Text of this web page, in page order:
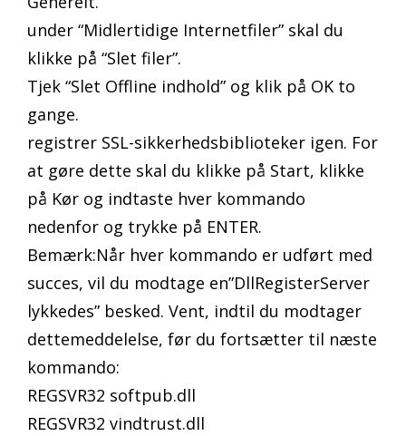
under “Midlertidige Internetfiler” skal du
klikke på “Slet filer”.
Tjek “Slet Offline indhold” og klik på OK to
gange.
registrer SSL-sikkerhedsbiblioteker igen. For
at gøre dette skal du klikke på Start, klikke
på Kør og indtaste hver kommando
nedenfor og trykke på ENTER.
Bemærk:Når hver kommando er udført med
succes, vil du modtage en”DllRegisterServer
lykkedes” besked. Vent, indtil du modtager
dettemeddelelse, før du fortsætter til næste
kommando:
REGSVR32 softpub.dll
REGSVR32 vindtrust.dll